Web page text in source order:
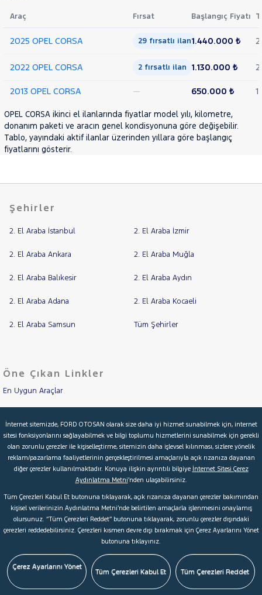
Araç Fırsat Başlangıç Fiyatı
2025 OPEL CORSA 29 fırsatlı ilan1.440.000 ₺
2022 OPEL CORSA 2 fırsatlı ilan 1.130.000 ₺ 2
2013 OPEL CORSA — 650.000 ₺ 1
OPEL CORSA ikinci el ilanlarında fiyatlar model yılı, kilometre,
donanım paketi ve aracın genel kondisyonuna göre değişebilir.
Tablo, yayındaki aktif ilanlar üzerinden yıllara göre başlangıç
fiyatlarını gösterir.
Şehirler
2. El Araba İstanbul 2. El Araba İzmir
2. El Araba Ankara 2. El Araba Muğla
2. El Araba Balıkesir 2. El Araba Aydın
2. El Araba Adana 2. El Araba Kocaeli
2. El Araba Samsun Tüm Şehirler
Öne Çıkan Linkler
En Uygun Araçlar
İkinci El Garanti
Kampanyalar
Kredi Hesaplama & Başvuru
© 2026 Ford Türkiye Ford Kurumsal Hakkımızda
Şartlar & Kişisel Verilerin Korunması S.S.S.
Çerez Tercihleri
İnternet sitemizde, FORD OTOSAN olarak size daha iyi hizmet sunabilmek için, internet
sitesi fonksiyonlarını sağlayabilmek ve bilgi toplumu hizmetlerini sunabilmek için gerekli
olan zorunlu çerezler ile kişiselleştirme, sitemizin daha işlevsel kılınması, sizlere yönelik
reklam/pazarlama faaliyetlerinin gerçekleştirilmesi amaçlarıyla açık rızanıza dayanan
diğer çerezler kullanılmaktadır. Konuya ilişkin ayrıntılı bilgiye İnternet Sitesi Çerez
Aydınlatma Metni’nden ulaşabilirsiniz.
Tüm Çerezleri Kabul Et butonuna tıklayarak, açık rızanıza dayanan çerezler bakımından
kişisel verilerinizin Aydınlatma Metni’nde belirtilen amaçlarla işlenmesini onaylamış
olursunuz. “Tüm Çerezleri Reddet” butonuna tıklayarak, zorunlu çerezler dışındaki
çerezleri reddedebilirsiniz. Çerezleri kısmen devre dışı bırakmak için Çerez Ayarlarını Yönet
butonuna tıklayınız.
Çerez Ayarlarını Yönet
Tüm Çerezleri Kabul Et Tüm Çerezleri Reddet